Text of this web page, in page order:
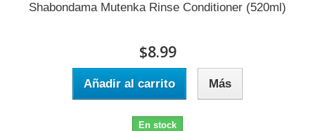
Shabondama Mutenka Rinse Conditioner (520ml)
$8.99
Añadir al carrito Más
En stock